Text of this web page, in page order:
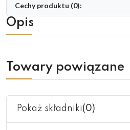
Cechy produktu (0):
Opis
Towary powiązane
Pokaż składniki(0)